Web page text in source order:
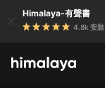
Himalaya-有聲書
4.8k 安裝